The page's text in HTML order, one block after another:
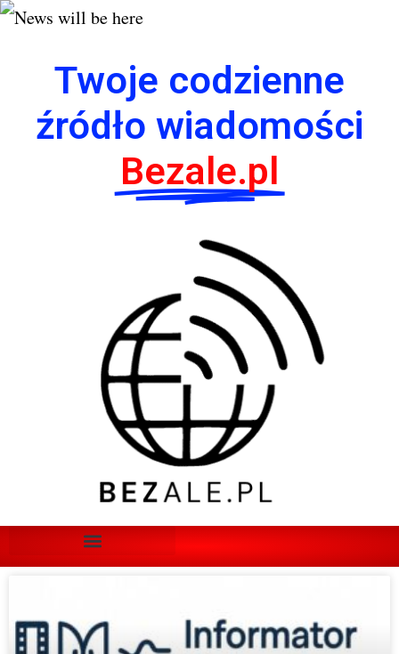
Twoje codzienne
źródło wiadomości
Bezale.pl